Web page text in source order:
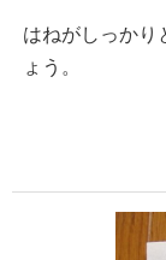
はねがしっかり
ょう。